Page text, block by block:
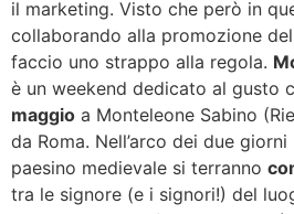
il marketing. Visto che però in
collaborando alla promozione
faccio uno strappo alla regola.
è un weekend dedicato al gusto
maggio a Monteleone Sabino
da Roma. Nell’arco dei due
paesino medievale si terranno
tra le signore (e i signori!) del